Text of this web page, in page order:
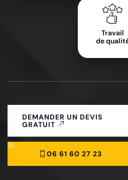
Travail
de
DEMANDER UN DEVIS
GRATUIT
06 61 60 27 23